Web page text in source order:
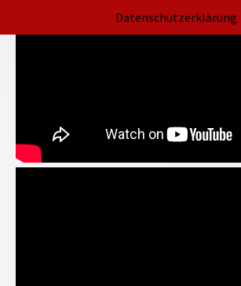
Datenschutzerklärung